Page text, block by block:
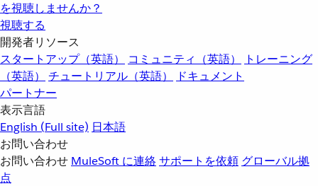
を視聴しませんか？
視聴する
開発者リソース
スタートアップ（英語）
コミュニティ（英語）
トレーニング
（英語）
チュートリアル（英語）
ドキュメント
パートナー
表示言語
English (Full site) 日本語
お問い合わせ
お問い合わせ MuleSoft に連絡サポートを依頼 グローバル拠
点